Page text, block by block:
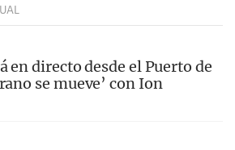
en directo desde el Puerto de
se mueve’ con Ion